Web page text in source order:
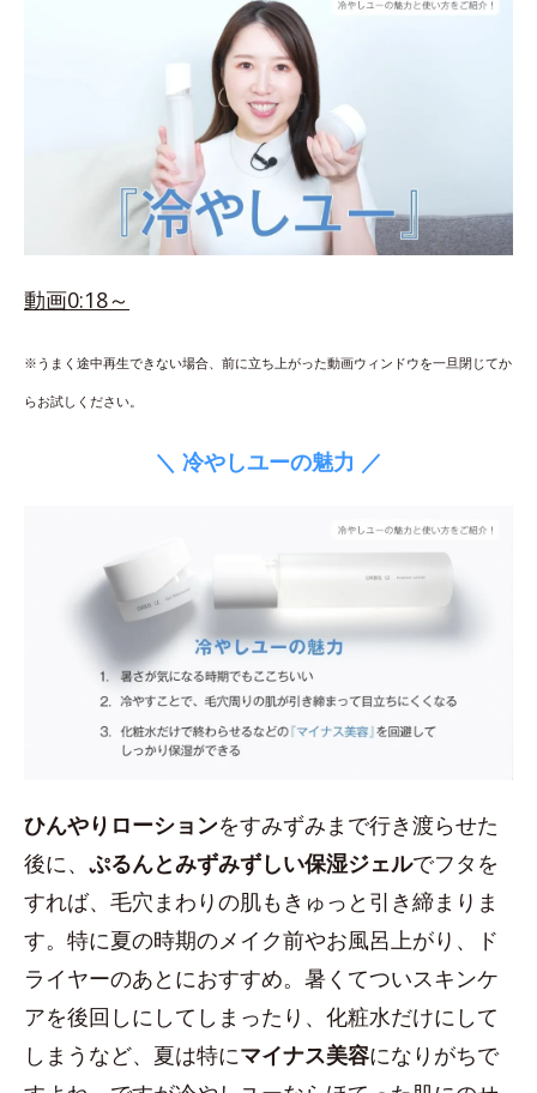
動画0:18～
※うまく途中再生できない場合、前に立ち上がった動画ウィンドウを一旦閉じてか
らお試しください。
＼ 冷やしユーの魅力 ／
ひんやりローションをすみずみまで行き渡らせた
後に、 ぷるんとみずみずしい保湿ジェルでフタを
すれば、毛穴まわりの肌もきゅっと引き締まりま
す。特に夏の時期のメイク前やお風呂上がり、ド
ライヤーのあとにおすすめ。暑くてついスキンケ
アを後回しにしてしまったり、化粧水だけにして
しまうなど、夏は特にマイナス美容になりがちで